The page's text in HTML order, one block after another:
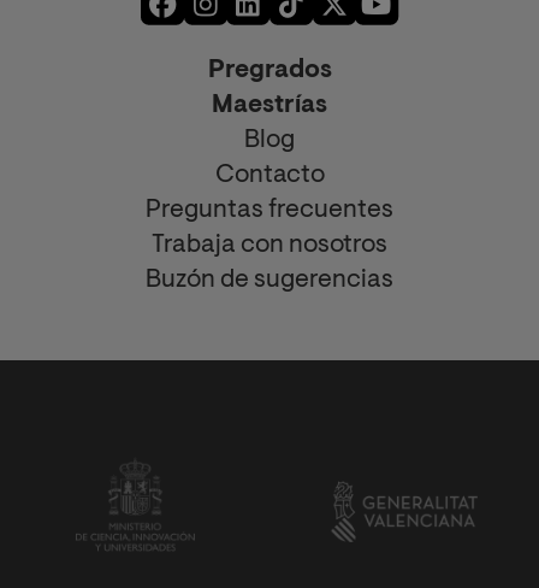
Pregrados
Maestrías
Blog
Contacto
Preguntas frecuentes
Trabaja con nosotros
Buzón de sugerencias